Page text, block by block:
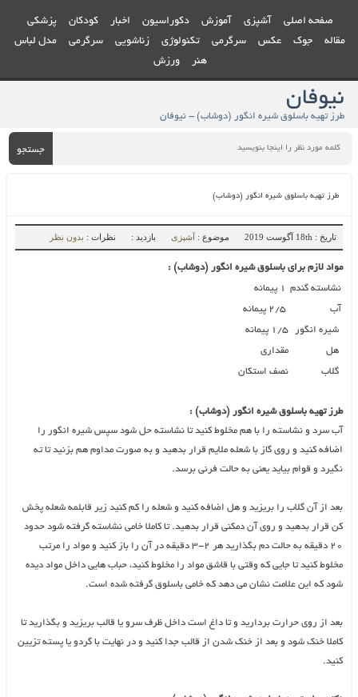
صفحه اصلی آشپزی آموزش دکوراسیون اخبار کودکان
پزشکی
مقاله
جوک عکس سرگرمی تکنولوژی زناشویی سرگرمی
مدل لباس
هنر
ورزش
نیوفان
طرز تهیه باسلوق شیره انگور (دوشاب) - نیوفان
جستجو
طرز تهیه باسلوق شیره انگور (دوشاب)
تاریخ : 18th آگوست 2019 موضوع : آشپزی بازدید : نظرات : بدون نظر
مواد لازم برای باسلوق شیره انگور (دوشاب) :
نشاسته گندم
آب
شیره انگور
۱/۵ پیمانه
هل
مقداری
گلاب
نصف استکان
طرز تهیه باسلوق شیره انگور (دوشاب) :
آب سرد و نشاسته را با هم مخلوط کنید تا نشاسته حل شود سپس شیره انگور را
اضافه کنید و روی گاز با شعله ملایم قرار بدهید و به صورت مداوم هم بزنید تا ته
نگیرد و قوام بیاید یعنی به حالت فرنی برسد.
بعد از آن گلاب را بریزید و هل اضافه کنید و شعله را کم کنید زیر قابلمه شعله پخش
کن قرار بدهید و روی آن دمکنی قرار بدهید. تا کاملا خامی نشاسته گرفته شود حدود
۲۰ دقیقه به حالت دم بگذارید هر ۲-۳ دقیقه در آن را باز کنید و مواد را مرتب
مخلوط کنید تا جایی که وقتی با قاشق مواد را مخلوط کنید، حباب هایی داخل مواد دیده
شود که این علامت نشان می دهد که خامی باسلوق گرفته شده است.
بعد از روی حرارت بردارید و تا داغ است داخل ظرف سرو یا قالب بریزید و بگذارید تا
کاملا خنک شود و بعد از خنک شدن از قالب جدا کنید و در نهایت با گردو یا پسته تزیین
کنید.